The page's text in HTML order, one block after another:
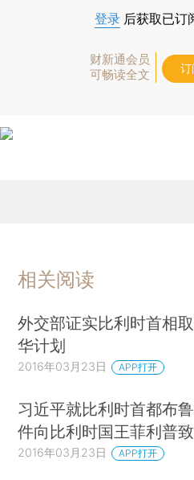
登录 后获取已订
财新通会员
可畅读全文
订
相关阅读
外交部证实比利时首相
华计划
2016年03月23日 APP打开
习近平就比利时首都布
件向比利时国王菲利普
2016年03月23日 APP打开